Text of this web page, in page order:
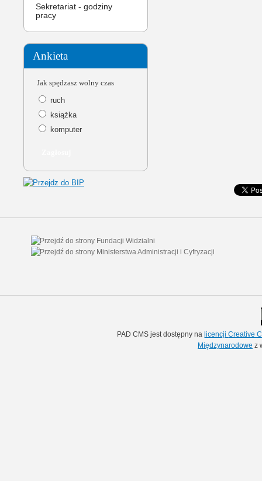
Ojcze
Sekretariat - godziny
pracy
Ankieta
Jak spędzasz wolny czas
ruch
książka
komputer
PAD CMS jest dostępny nalicencjiCreative
Międzynarodowe z